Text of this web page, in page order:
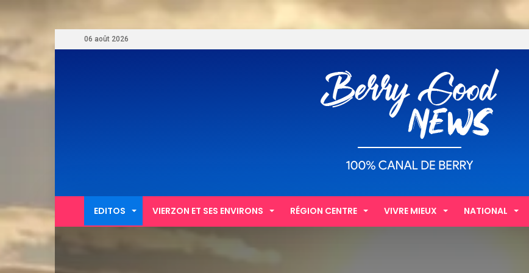
06 août 2026
EDITOS VIERZON ET SES ENVIRONS RÉGION CENTRE VIVRE MIEUX NATIONAL